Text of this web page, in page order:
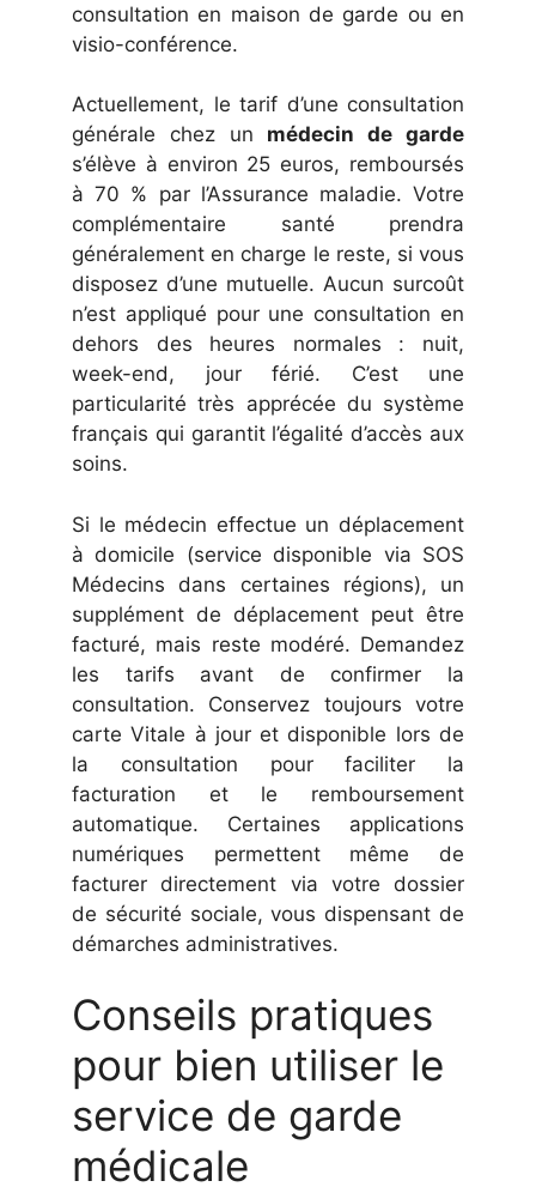
consultation en maison de garde ou en
visio-conférence.
Actuellement, le tarif d’une consultation
générale chez un médecin de garde
s’élève à environ 25 euros, remboursés
à 70 % par l’Assurance maladie. Votre
complémentaire santé prendra
généralement en charge le reste, si vous
disposez d’une mutuelle. Aucun surcoût
n’est appliqué pour une consultation en
dehors des heures normales : nuit,
week-end, jour férié. C’est une
particularité très apprécée du système
français qui garantit l’égalité d’accès aux
soins.
Si le médecin effectue un déplacement
à domicile (service disponible via SOS
Médecins dans certaines régions), un
supplément de déplacement peut être
facturé, mais reste modéré. Demandez
les tarifs avant de confirmer la
consultation. Conservez toujours votre
carte Vitale à jour et disponible lors de
la consultation pour faciliter la
facturation et le remboursement
automatique. Certaines applications
numériques permettent même de
facturer directement via votre dossier
de sécurité sociale, vous dispensant de
démarches administratives.
Conseils pratiques
pour bien utiliser le
service de garde
médicale